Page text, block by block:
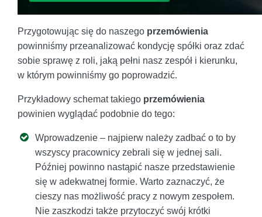
Przygotowując się do naszego przemówienia
powinniśmy przeanalizować kondycję spółki oraz zdać
sobie sprawę z roli, jaką pełni nasz zespół i kierunku,
w którym powinniśmy go poprowadzić.
Przykładowy schemat takiego przemówienia
powinien wyglądać podobnie do tego:
Wprowadzenie – najpierw należy zadbać o to by
wszyscy pracownicy zebrali się w jednej sali.
Później powinno nastąpić nasze przedstawienie
się w adekwatnej formie. Warto zaznaczyć, że
cieszy nas możliwość pracy z nowym zespołem.
Nie zaszkodzi także przytoczyć swój krótki